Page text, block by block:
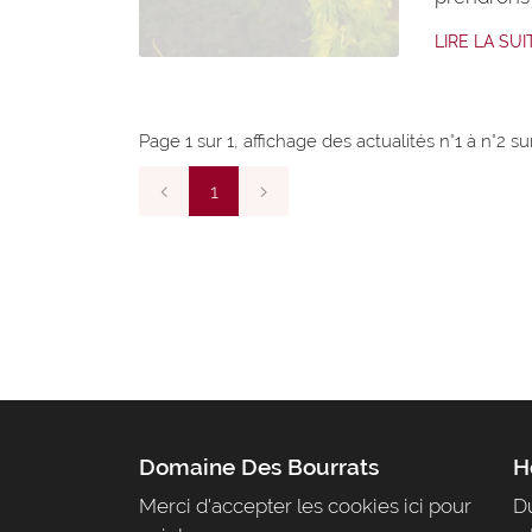
LIRE LA
Page 1 sur 1, affichage des actualités n°1 à n°2
1
Domaine Des Bourrats
Merci d'accepter les cookies ici pour